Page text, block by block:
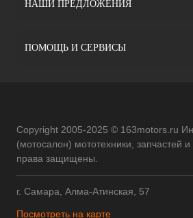
НАШИ ПРЕДЛОЖЕНИЯ
ПОМОЩЬ И СЕРВИСЫ
Copyright 2005-2025 © 163motors.ru
(мотосалон) мототехники, запчастей и
права защищены.
г. Самара, Алма-Атинская, 57
Посмотреть на карте